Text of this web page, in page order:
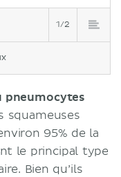
1/2
pneumocytes
squameuses
95% de la
le principal type
Bien qu’ils